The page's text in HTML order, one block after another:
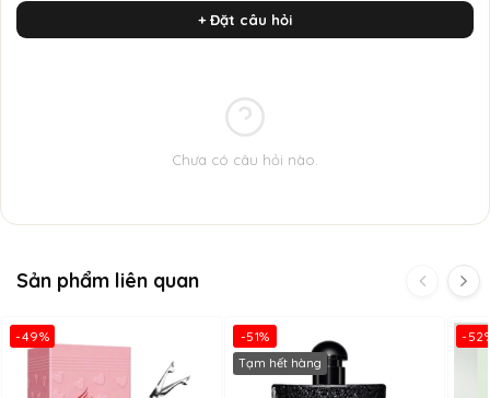
Charme Memory 100ml
khiến bạn chìm đắm trong cơn say của vị ngọt nhẹ nhàng.
- sự hoàn hảo đầy xa xỉ về vẻ đẹp lộng lẫy
đầy ngọt ngào nhưng ẩn chứa sự bí ẩn, lôi cuốn của người phụ
+ Đặt câu hỏi
Chưa có câu hỏi nào.
Sản phẩm liên quan
-49% -51%
Tạm hết hàng
-